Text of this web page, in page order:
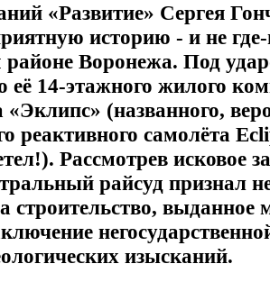
«Развитие» Сергея
историю - и не
Воронежа. Под
её 14‑этажного жилого
«Эклипс» (названного,
реактивного самолёта
Рассмотрев исковое
райсуд признал
строительство, выданное
изысканий.